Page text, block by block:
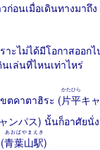
ก่อนเมื่อเดินทางมาถึง
ะไม่ได้มีโอกาสออก
เล่นที่ไหนเท่าไหร่
ตคาตาฮิระ (片平
かたひら
キ
ンパス) นั้นก็อาศัย
青葉山駅
あおばやまえき
)